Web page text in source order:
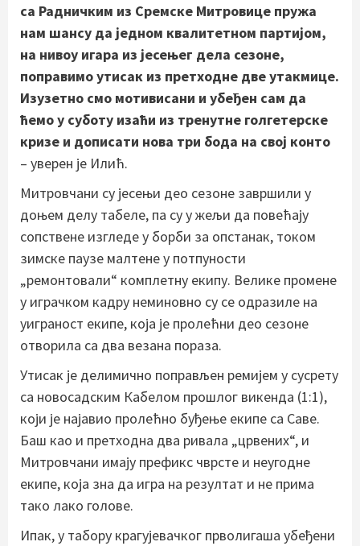
са Радничким из Сремске Митровице пружа
нам шансу да једном квалитетном партијом,
на нивоу игара из јесењег дела сезоне,
поправимо утисак из претходне две утакмице.
Изузетно смо мотивисани и убеђен сам да
ћемо у суботу изаћи из тренутне голгетерске
кризе и дописати нова три бода на свој конто
– уверен је Илић.
Митровчани су јесењи део сезоне завршили у
доњем делу табеле, па су у жељи да повећају
сопствене изгледе у борби за опстанак, током
зимске паузе малтене у потпуности
„ремонтовали“ комплетну екипу. Велике промене
у играчком кадру неминовно су се одразиле на
уиграност екипе, која је пролећни део сезоне
отворила са два везана пораза.
Утисак је делимично поправљен ремијем у сусрету
са новосадским Кабелом прошлог викенда (1:1),
који је најавио пролећно буђење екипе са Саве.
Баш као и претходна два ривала „црвених“, и
Митровчани имају префикс чврсте и неугодне
екипе, која зна да игра на резултат и не прима
тако лако голове.
Ипак, у табору крагујевачког прволигаша убеђени